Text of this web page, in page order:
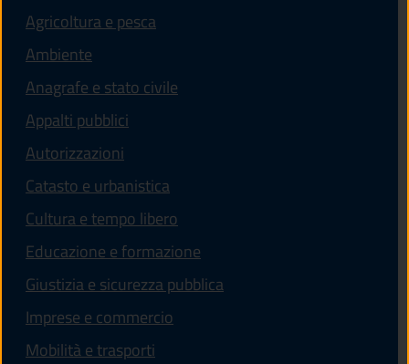
Agricoltura e pesca
Ambiente
Anagrafe e stato civile
Appalti pubblici
Autorizzazioni
Catasto e urbanistica
Cultura e tempo libero
Educazione e formazione
Giustizia e sicurezza pubblica
Imprese e commercio
Mobilità e trasporti